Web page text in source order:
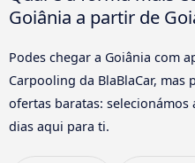
Goiânia a partir de
Podes chegar a Goiânia com
Carpooling da BlaBlaCar,
ofertas baratas:
dias aqui para ti.